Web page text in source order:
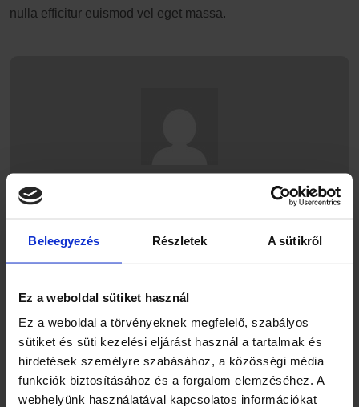
Beleegyezés Részletek A sütikről
Ez a weboldal sütiket használ
Ez a weboldal a törvényeknek megfelelő, szabályos
sütiket és süti kezelési eljárást használ a tartalmak és
hirdetések személyre szabásához, a közösségi média
funkciók biztosításához és a forgalom elemzéséhez. A
webhelyünk használatával kapcsolatos információkat
nulla efficitur euismod vel eget massa.
Fridrik Béla
biztonsági intézkedéseinek szakértője, a
WordPress Magyarország hivatalos moderátora.
AKI A HÍVÁSOD VÁRJA…